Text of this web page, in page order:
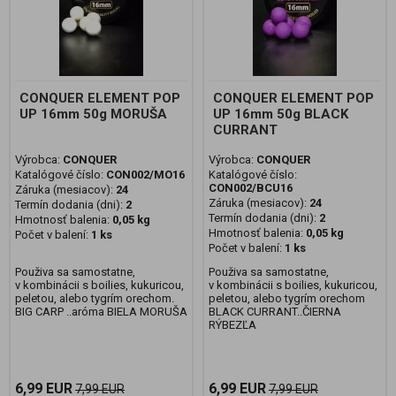
CONQUER ELEMENT POP
UP 16mm 50g MORUŠA
Výrobca: CONQUER
Katalógové číslo: CON002/MO16
Záruka (mesiacov): 24
Termín dodania (dni): 2
Hmotnosť balenia: 0,05 kg
Počet v balení: 1 ks
Použiva sa samostatne,
v kombinácii s boilies, kukuricou,
peletou, alebo tygrím orechom.
BIG CARP ..aróma BIELA MORUŠA
6,99 EUR7,99 EUR
CONQUER ELEMENT POP
UP 16mm 50g BLACK
CURRANT
Výrobca: CONQUER
Katalógové číslo:
CON002/BCU16
Záruka (mesiacov): 24
Termín dodania (dni): 2
Hmotnosť balenia: 0,05 kg
Počet v balení: 1 ks
Použiva sa samostatne,
v kombinácii s boilies, kukuricou,
peletou, alebo tygrím orechom
BLACK CURRANT..ČIERNA
RÝBEZĽA
6,99 EUR7,99 EUR